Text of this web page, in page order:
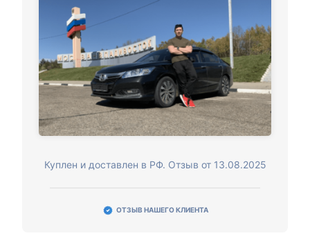
Куплен и доставлен в РФ. Отзыв от 13.08.2025
ОТЗЫВ НАШЕГО КЛИЕНТА